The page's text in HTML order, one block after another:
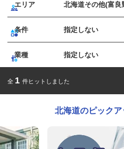
エリア 北海道その他(富良
条件 指定しない
業種 指定しない
全 1 件ヒットしました
北海道のピックア